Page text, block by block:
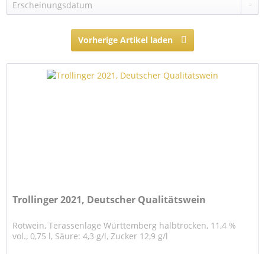
Vorherige Artikel laden
Trollinger 2021, Deutscher Qualitätswein
Rotwein, Terassenlage Württemberg halbtrocken, 11,4 %
vol., 0,75 l, Säure: 4,3 g/l, Zucker 12,9 g/l